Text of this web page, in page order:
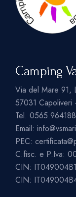
Camping
Via del Mare 91,
57031 Capoliveri
Tel.0565.964188
Email:
PEC:
C.fisc. e P.Iva:
CIN:
CIN: